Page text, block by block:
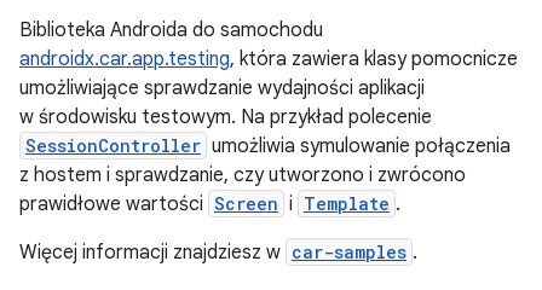
Biblioteka Androida do samochodu
androidx.car.app.testing, która zawiera klasy pomocnicze
umożliwiające sprawdzanie wydajności aplikacji
w środowisku testowym. Na przykład polecenie
SessionController umożliwia symulowanie połączenia
z hostem i sprawdzanie, czy utworzono i zwrócono
prawidłowe wartości Screen i Template .
Więcej informacji znajdziesz w car-samples .